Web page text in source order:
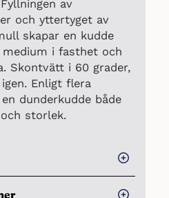
av
och yttertyget av
skapar en kudde
i fasthet och
Skontvätt i 60 grader,
Enligt flera
dunderkudde både
storlek.
cm